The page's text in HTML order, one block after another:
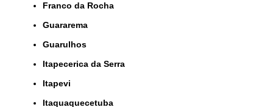
Franco da Rocha
Guararema
Guarulhos
Itapecerica da Serra
Itapevi
Itaquaquecetuba